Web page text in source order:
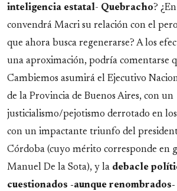
inteligencia estatal- Quebracho?
convendrá Macri su relación con el
que ahora busca regenerarse? A los
una aproximación, podría comentarse
Cambiemos asumirá el Ejecutivo
de la Provincia de Buenos Aires, con un
justicialismo/pejotismo derrotado en
con un impactante triunfo del
Córdoba (cuyo mérito corresponde en
Manuel De la Sota), y la debacle
cuestionados -aunque renombrados-